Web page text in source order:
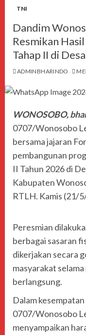
TNI
Dandim
Resmikan
Tahap II di
ADMINBHARINDO
WONOSOBO,
0707/Wonosobo
bersama jajaran
pembangunan
II Tahun 2026 di
Kabupaten
RTLH. Kamis (21/
Peresmian
berbagai sasaran
dikerjakan secara
masyarakat
berlangsung.
Dalam
0707/Wonosobo
menyampaikan